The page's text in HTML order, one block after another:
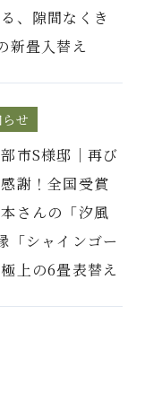
、隙間なくき
新畳入替え
せ
市S様邸｜再び
謝！全国受賞
さんの「汐風
「シャインゴー
上の6畳表替え